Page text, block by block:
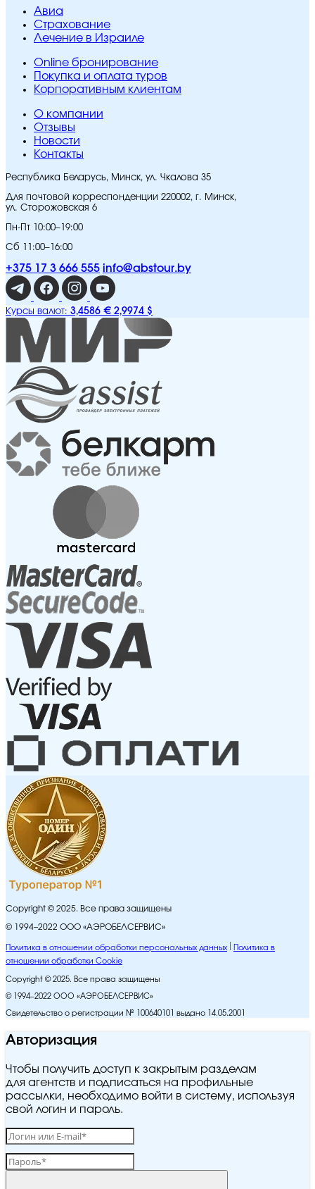
Авиа
Страхование
Лечение в Израиле
Online бронирование
Покупка и оплата туров
Корпоративным клиентам
O компании
Отзывы
Новости
Контакты
Республика Беларусь, Минск, ул. Чкалова 35
Для почтовой корреспонденции 220002, г. Минск,
ул. Сторожовская 6
Пн-Пт 10:00–19:00
Сб 11:00–16:00
+375 17 3 666 555 info@abstour.by
Курсы валют: 3,4586 € 2,9974 $
Copyright © 2025. Все права защищены
© 1994–2022 ООО «АЭРОБЕЛСЕРВИС»
Политика в отношении обработки персональных данных
Политика в
отношении обработки Cookie
Copyright © 2025. Все права защищены
© 1994–2022 ООО «АЭРОБЕЛСЕРВИС»
Свидетельство о регистрации № 100640101 выдано 14.05.2001
Авторизация
Чтобы получить доступ к закрытым разделам
для агентств и подписаться на профильные
рассылки, необходимо войти в систему, используя
свой логин и пароль.